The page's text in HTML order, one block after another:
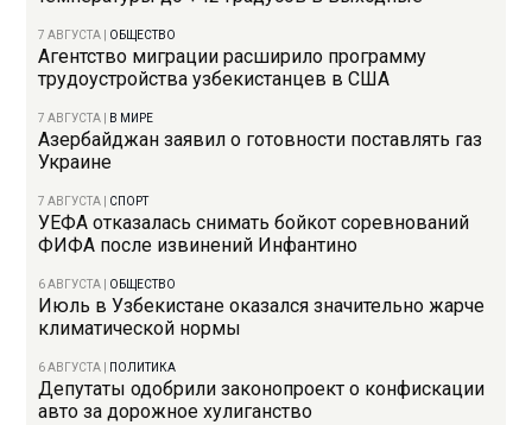
7 АВГУСТА ОБЩЕСТВО
Агентство миграции расширило программу
трудоустройства узбекистанцев в США
7 АВГУСТА В МИРЕ
Азербайджан заявил о готовности поставлять газ
Украине
7 АВГУСТА СПОРТ
УЕФА отказалась снимать бойкот соревнований
ФИФА после извинений Инфантино
6 АВГУСТА ОБЩЕСТВО
Июль в Узбекистане оказался значительно жарче
климатической нормы
6 АВГУСТА ПОЛИТИКА
Депутаты одобрили законопроект о конфискации
авто за дорожное хулиганство